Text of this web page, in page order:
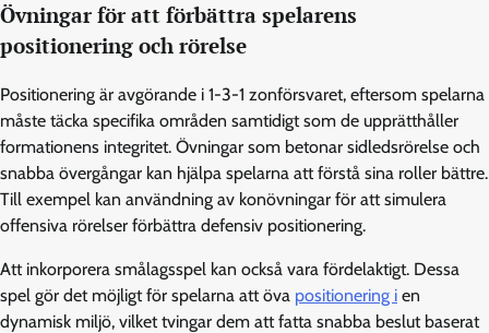
Övningar för att förbättra spelarens
positionering och rörelse
Positionering är avgörande i 1-3-1 zonförsvaret, eftersom spelarna
måste täcka specifika områden samtidigt som de upprätthåller
formationens integritet. Övningar som betonar sidledsrörelse och
snabba övergångar kan hjälpa spelarna att förstå sina roller bättre.
Till exempel kan användning av konövningar för att simulera
offensiva rörelser förbättra defensiv positionering.
Att inkorporera smålagsspel kan också vara fördelaktigt. Dessa
spel gör det möjligt för spelarna att öva positionering i en
dynamisk miljö, vilket tvingar dem att fatta snabba beslut baserat